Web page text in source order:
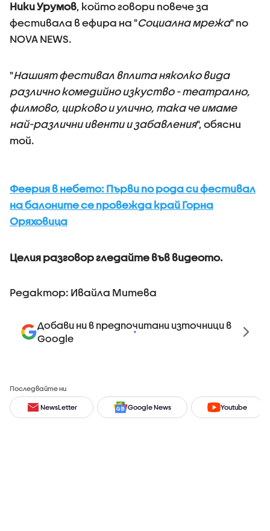
Ники Урумов, който говори повече за
фестивала в ефира на "Социална мрежа" по
NOVA NEWS.
"Нашият фестивал вплита няколко вида
различно комедийно изкуство - театрално,
филмово, цирково и улично, така че имаме
най-различни ивенти и забавления", обясни
той.
Феерия в небето: Първи по рода си фестивал
на балоните се провежда край Горна
Оряховица
Целия разговор гледайте във видеото.
Редактор: Ивайла Митева
Добави ни в предпочитани източници в
Google
Последвайте ни
NewsLetter Google News Youtube